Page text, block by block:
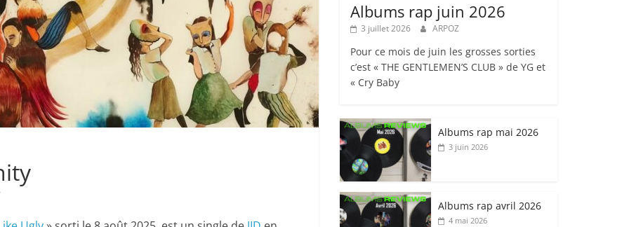
Albums rap juin 2026
3 juillet 2026 ARPOZ
Pour ce mois de juin les grosses sorties
c’est « THE GENTLEMEN’S CLUB » de YG et
« Cry Baby
Albums rap mai 2026
3 juin 2026
Albums rap avril 2026
4 mai 2026